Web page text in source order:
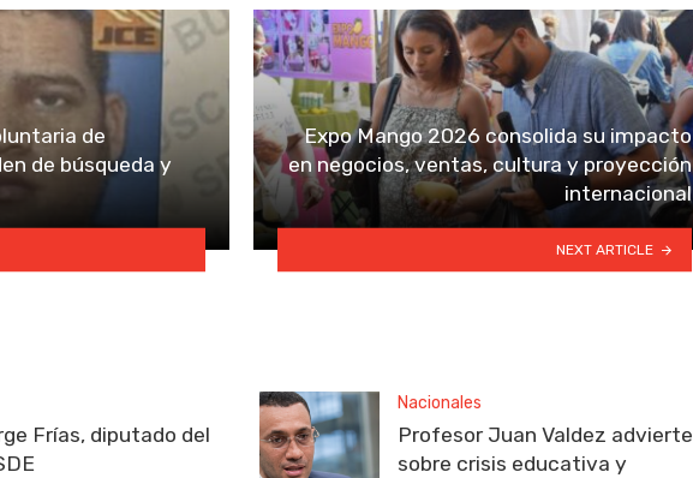
de
de búsqueda y
Expo Mango 2026 consolida su impacto
en negocios, ventas, cultura y proyección
internacional
NEXT ARTICLE
Frías, diputado del
Nacionales
Profesor Juan Valdez advierte
sobre crisis educativa y